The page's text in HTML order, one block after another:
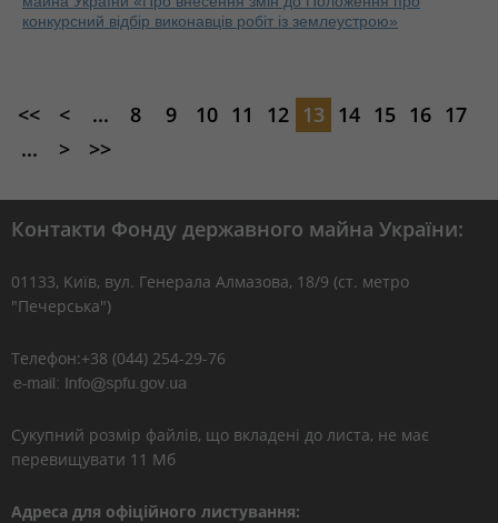
конкурсний відбір виконавців робіт із землеустрою»
<< < ... 8 9 10 11 12 13 14 15 16 17
...
> >>
Контакти Фонду державного майна України:
01133, Kиїв, вул. Генерала Алмазова, 18/9 (ст. метро
"Печерська")
Телефон:+38 (044) 254-29-76
Сукупний розмір файлів, що вкладені до листа, не має
перевищувати 11 Мб
Адреса для офіційного листування: